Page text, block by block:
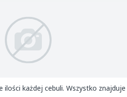
każdej cebuli. Wszystko